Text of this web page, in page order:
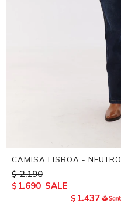
CAMISA LISBOA - NEUTRO
$ 2.190
$ 1.690
$ 1.437